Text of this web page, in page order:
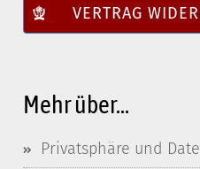
VERTRAG
Mehr über...
Privatsphäre und